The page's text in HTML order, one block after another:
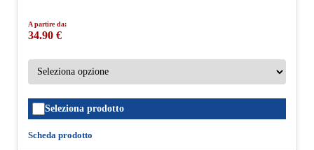
A partire da:
34.90 €
Seleziona prodotto
Scheda prodotto